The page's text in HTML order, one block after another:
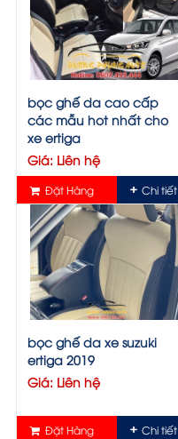
bọc ghế da cao cấp
các mẫu hot nhất cho
xe ertiga
Giá: Liên hệ
Đặt Hàng Chi tiết
bọc ghế da xe suzuki
ertiga 2019
Giá: Liên hệ
Đặt Hàng Chi tiết